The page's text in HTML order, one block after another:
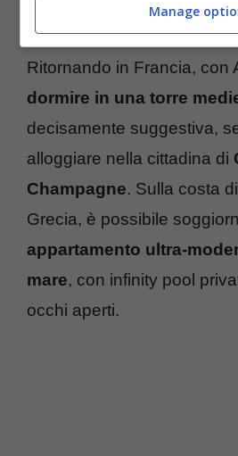
decisamente magica.
Ritornando in Francia, con
dormire in una torre
decisamente suggestiva,
alloggiare nella cittadina di
Champagne. Sulla costa di
Grecia, è possibile
appartamento ultra-
mare, con infinity pool
occhi aperti.
Manage